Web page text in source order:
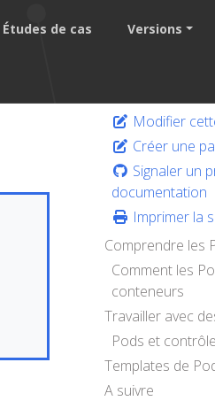
Études de cas Versions
Modifier
Créer une
Signaler un
documentation
Imprimer la
Comprendre les
Comment les
conteneurs
Travailler avec
Pods et
Templates de
A suivre